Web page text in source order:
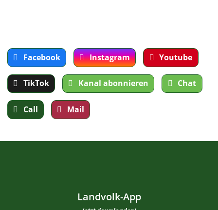
Facebook Instagram Youtube
TikTok Kanal abonnieren Chat
Call Mail
Landvolk-App